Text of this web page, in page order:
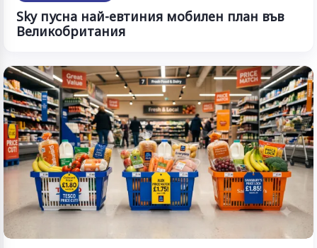
Sky пусна най-евтиния мобилен план във
Великобритания